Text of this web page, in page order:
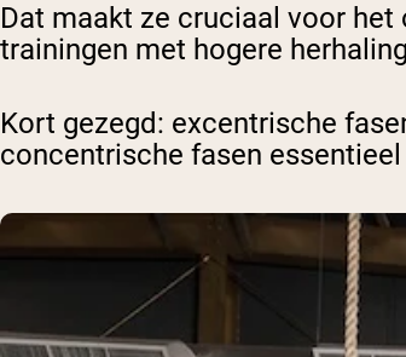
Dat maakt ze cruciaal voor
trainingen met hogere
Kort gezegd: excentrische
concentrische fasen